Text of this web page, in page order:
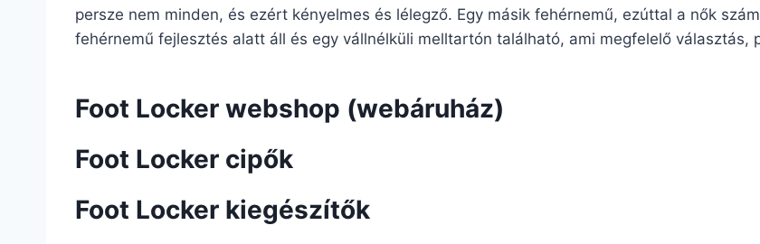
persze nem minden, és ezért kényelmes és lélegző. Egy másik fehérnemű, ezúttal a nők
fehérnemű fejlesztés alatt áll és egy vállnélküli melltartón található, ami megfelelő választás,
Foot Locker webshop (webáruház)
Foot Locker cipők
Foot Locker kiegészítők